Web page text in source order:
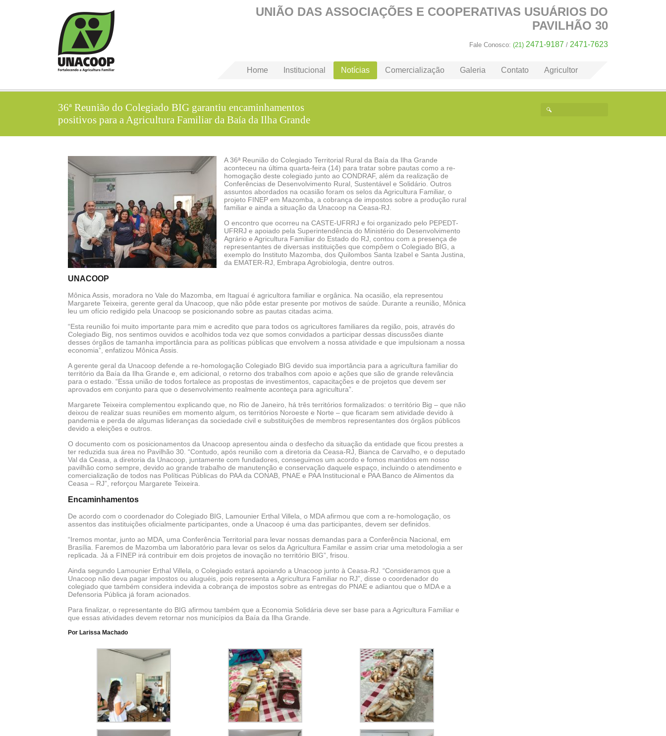
UNIÃO DAS ASSOCIAÇÕES E COOPERATIVAS USUÁRIOS DO
PAVILHÃO 30
Fale Conosco: (21) 2471-9187 / 2471-7623
Home Institucional Notícias Comercialização Galeria Contato Agricultor
36ª Reunião do Colegiado BIG garantiu encaminhamentos
positivos para a Agricultura Familiar da Baía da Ilha Grande
A 36ª Reunião do Colegiado Territorial Rural da Baía da Ilha Grande
aconteceu na última quarta-feira (14) para tratar sobre pautas como a re-
homogação deste colegiado junto ao CONDRAF, além da realização de
Conferências de Desenvolvimento Rural, Sustentável e Solidário. Outros
assuntos abordados na ocasião foram os selos da Agricultura Familiar, o
projeto FINEP em Mazomba, a cobrança de impostos sobre a produção rural
familiar e ainda a situação da Unacoop na Ceasa-RJ.
O encontro que ocorreu na CASTE-UFRRJ e foi organizado pelo PEPEDT-
UFRRJ e apoiado pela Superintendência do Ministério do Desenvolvimento
Agrário e Agricultura Familiar do Estado do RJ, contou com a presença de
representantes de diversas instituições que compõem o Colegiado BIG, a
exemplo do Instituto Mazomba, dos Quilombos Santa Izabel e Santa Justina,
da EMATER-RJ, Embrapa Agrobiologia, dentre outros.
UNACOOP
Mônica Assis, moradora no Vale do Mazomba, em Itaguaí é agricultora familiar e orgânica. Na ocasião, ela representou
Margarete Teixeira, gerente geral da Unacoop, que não pôde estar presente por motivos de saúde. Durante a reunião, Mônica
leu um ofício redigido pela Unacoop se posicionando sobre as pautas citadas acima.
“Esta reunião foi muito importante para mim e acredito que para todos os agricultores familiares da região, pois, através do
Colegiado Big, nos sentimos ouvidos e acolhidos toda vez que somos convidados a participar dessas discussões diante
desses órgãos de tamanha importância para as políticas públicas que envolvem a nossa atividade e que impulsionam a nossa
economia”, enfatizou Mônica Assis.
A gerente geral da Unacoop defende a re-homologação Colegiado BIG devido sua importância para a agricultura familiar do
território da Baía da Ilha Grande e, em adicional, o retorno dos trabalhos com apoio e ações que são de grande relevância
para o estado. “Essa união de todos fortalece as propostas de investimentos, capacitações e de projetos que devem ser
aprovados em conjunto para que o desenvolvimento realmente aconteça para agricultura”.
Margarete Teixeira complementou explicando que, no Rio de Janeiro, há três territórios formalizados: o território Big – que não
deixou de realizar suas reuniões em momento algum, os territórios Noroeste e Norte – que ficaram sem atividade devido à
pandemia e perda de algumas lideranças da sociedade civil e substituições de membros representantes dos órgãos públicos
devido a eleições e outros.
O documento com os posicionamentos da Unacoop apresentou ainda o desfecho da situação da entidade que ficou prestes a
ter reduzida sua área no Pavilhão 30. “Contudo, após reunião com a diretoria da Ceasa-RJ, Bianca de Carvalho, e o deputado
Val da Ceasa, a diretoria da Unacoop, juntamente com fundadores, conseguimos um acordo e fomos mantidos em nosso
pavilhão como sempre, devido ao grande trabalho de manutenção e conservação daquele espaço, incluindo o atendimento e
comercialização de todos nas Políticas Públicas do PAA da CONAB, PNAE e PAA Institucional e PAA Banco de Alimentos da
Ceasa – RJ”, reforçou Margarete Teixeira.
Encaminhamentos
De acordo com o coordenador do Colegiado BIG, Lamounier Erthal Villela, o MDA afirmou que com a re-homologação, os
assentos das instituições oficialmente participantes, onde a Unacoop é uma das participantes, devem ser definidos.
“Iremos montar, junto ao MDA, uma Conferência Territorial para levar nossas demandas para a Conferência Nacional, em
Brasília. Faremos de Mazomba um laboratório para levar os selos da Agricultura Familar e assim criar uma metodologia a ser
replicada. Já a FINEP irá contribuir em dois projetos de inovação no território BIG”, frisou.
Ainda segundo Lamounier Erthal Villela, o Colegiado estará apoiando a Unacoop junto à Ceasa-RJ. “Consideramos que a
Unacoop não deva pagar impostos ou aluguéis, pois representa a Agricultura Familiar no RJ”, disse o coordenador do
colegiado que também considera indevida a cobrança de impostos sobre as entregas do PNAE e adiantou que o MDA e a
Defensoria Pública já foram acionados.
Para finalizar, o representante do BIG afirmou também que a ⁠Economia Solidária deve ser base para a Agricultura Familiar e
que essas atividades devem retornar nos municípios da Baía da Ilha Grande.
Por Larissa Machado